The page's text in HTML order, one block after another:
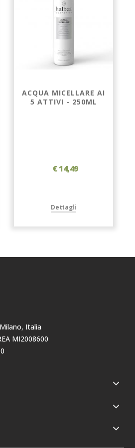
ACQUA MICELLARE AI
5 ATTIVI - 250ML
€ 14,49
Dettagli
Italia
MI2008600